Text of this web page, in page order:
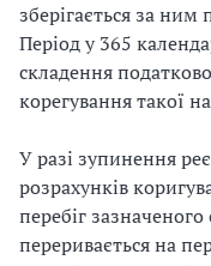
зберігається за
Період у 365
складення
корегування такої
У разі зупинення
розрахунків
перебіг зазначеного
переривається на